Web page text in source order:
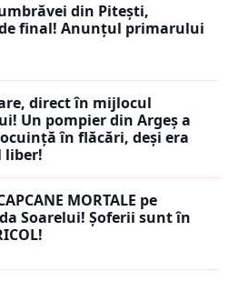
din Pitești,
final! Anunțul primarului
direct în mijlocul
Un pompier din Argeș a
în flăcări, deși era
liber!
MORTALE pe
Soarelui! Șoferii sunt în